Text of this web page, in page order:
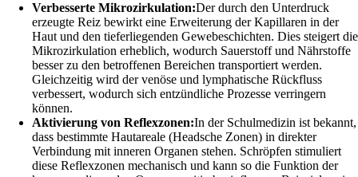
Verbesserte Mikrozirkulation:Der durch den Unterdruck
erzeugte Reiz bewirkt eine Erweiterung der Kapillaren in der
Haut und den tieferliegenden Gewebeschichten. Dies steigert die
Mikrozirkulation erheblich, wodurch Sauerstoff und Nährstoffe
besser zu den betroffenen Bereichen transportiert werden.
Gleichzeitig wird der venöse und lymphatische Rückfluss
verbessert, wodurch sich entzündliche Prozesse verringern
können.
Aktivierung von Reflexzonen:In der Schulmedizin ist bekannt,
dass bestimmte Hautareale (Headsche Zonen) in direkter
Verbindung mit inneren Organen stehen. Schröpfen stimuliert
diese Reflexzonen mechanisch und kann so die Funktion der